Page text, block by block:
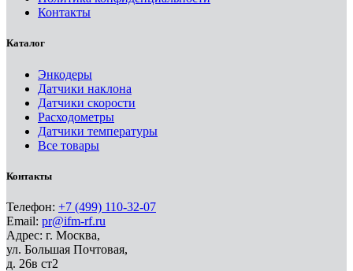
Контакты
Каталог
Энкодеры
Датчики наклона
Датчики скорости
Расходометры
Датчики температуры
Все товары
Контакты
Телефон: +7 (499) 110-32-07
Email: pr@ifm-rf.ru
Адрес: г. Москва,
ул. Большая Почтовая,
д. 26в ст2